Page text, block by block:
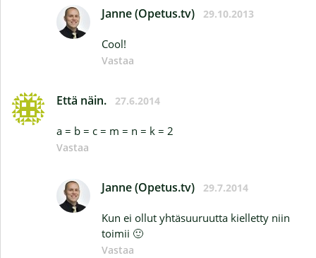
Janne (Opetus.tv) 29.10.2013
Cool!
Vastaa
Että näin. 27.6.2014
a = b = c = m = n = k = 2
Vastaa
Janne (Opetus.tv) 29.7.2014
Kun ei ollut yhtäsuuruutta kielletty niin
toimii 🙂
Vastaa